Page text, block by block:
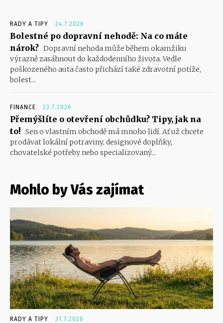
RADY A TIPY 24.7.2026
Bolestné po dopravní nehodě: Na co máte
nárok? Dopravní nehoda může během okamžiku
výrazně zasáhnout do každodenního života. Vedle
poškozeného auta často přichází také zdravotní potíže,
bolest...
FINANCE 23.7.2026
Přemýšlíte o otevření obchůdku? Tipy, jak na
to! Sen o vlastním obchodě má mnoho lidí. Ať už chcete
prodávat lokální potraviny, designové doplňky,
chovatelské potřeby nebo specializovaný...
Mohlo by Vás zajímat
RADY A TIPY 31.7.2026